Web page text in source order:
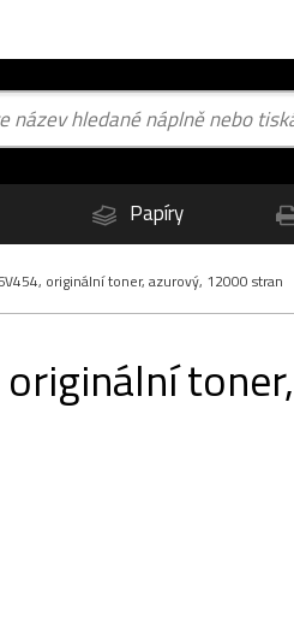
Papíry
originální toner, azurový, 12000 stran